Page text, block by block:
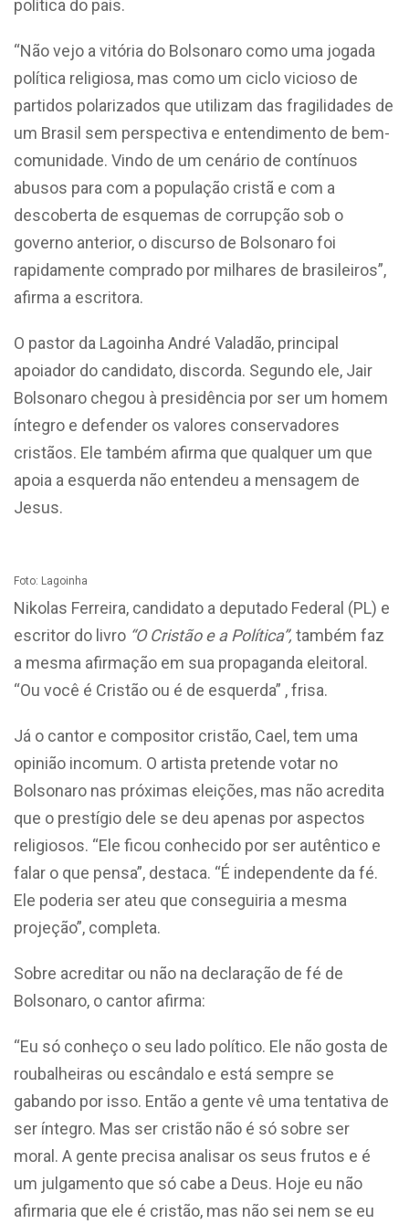
política do país.
“Não vejo a vitória do Bolsonaro como uma jogada
política religiosa, mas como um ciclo vicioso de
partidos polarizados que utilizam das fragilidades de
um Brasil sem perspectiva e entendimento de bem-
comunidade. Vindo de um cenário de contínuos
abusos para com a população cristã e com a
descoberta de esquemas de corrupção sob o
governo anterior, o discurso de Bolsonaro foi
rapidamente comprado por milhares de brasileiros”,
afirma a escritora.
O pastor da Lagoinha André Valadão, principal
apoiador do candidato, discorda. Segundo ele, Jair
Bolsonaro chegou à presidência por ser um homem
íntegro e defender os valores conservadores
cristãos. Ele também afirma que qualquer um que
apoia a esquerda não entendeu a mensagem de
Jesus.
Foto: Lagoinha
Nikolas Ferreira, candidato a deputado Federal (PL) e
escritor do livro “O Cristão e a Política”, também faz
a mesma afirmação em sua propaganda eleitoral.
“Ou você é Cristão ou é de esquerda” , frisa.
Já o cantor e compositor cristão, Cael, tem uma
opinião incomum. O artista pretende votar no
Bolsonaro nas próximas eleições, mas não acredita
que o prestígio dele se deu apenas por aspectos
religiosos. “Ele ficou conhecido por ser autêntico e
falar o que pensa”, destaca. “É independente da fé.
Ele poderia ser ateu que conseguiria a mesma
projeção”, completa.
Sobre acreditar ou não na declaração de fé de
Bolsonaro, o cantor afirma:
“Eu só conheço o seu lado político. Ele não gosta de
roubalheiras ou escândalo e está sempre se
gabando por isso. Então a gente vê uma tentativa de
ser íntegro. Mas ser cristão não é só sobre ser
moral. A gente precisa analisar os seus frutos e é
um julgamento que só cabe a Deus. Hoje eu não
afirmaria que ele é cristão, mas não sei nem se eu